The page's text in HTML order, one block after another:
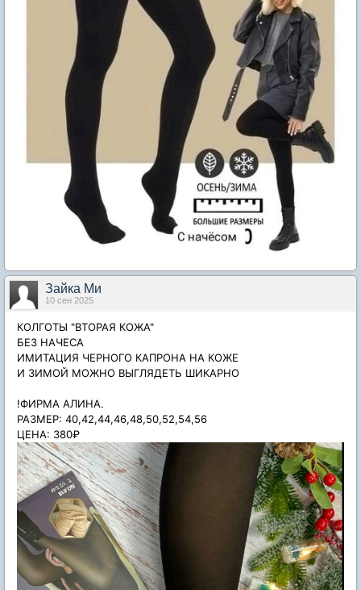
Зайка Ми
10 сен 2025
КОЛГОТЫ "ВТОРАЯ КОЖА"
БЕЗ НАЧЕСА
ИМИТАЦИЯ ЧЕРНОГО КАПРОНА НА КОЖЕ
И ЗИМОЙ МОЖНО ВЫГЛЯДЕТЬ ШИКАРНО
!ФИРМА АЛИНА.
РАЗМЕР: 40,42,44,46,48,50,52,54,56
ЦЕНА: 380₽